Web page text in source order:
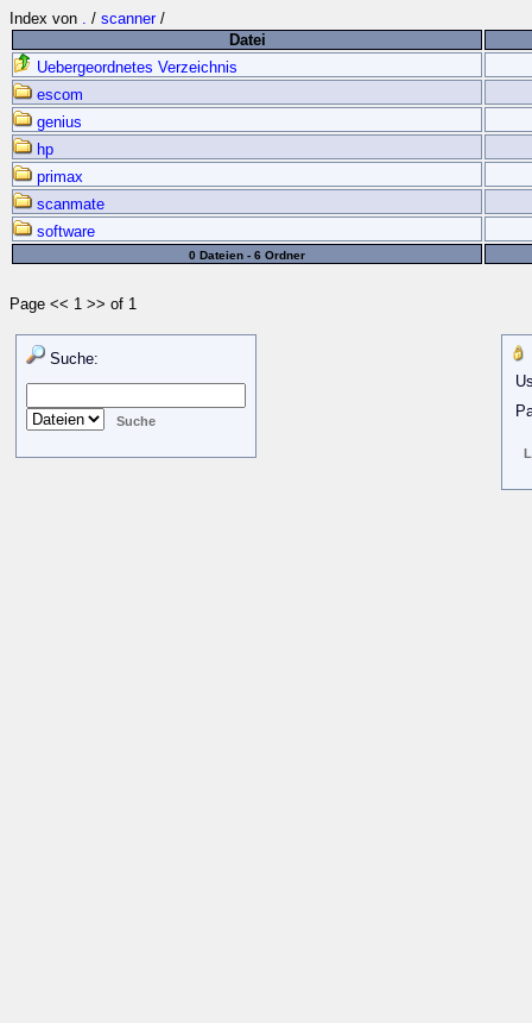
Index von . / scanner/
Datei
Uebergeordnetes Verzeichnis
escom
genius
hp
primax
scanmate
software
0 Dateien - 6 Ordner
Page << 1 >> of 1
Suche: